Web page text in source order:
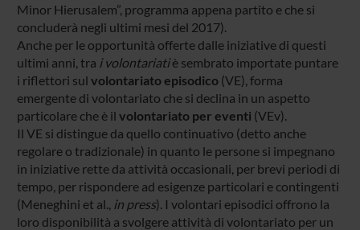
Minor Hierusalem”, programma appena partito e che si
concluderà negli ultimi mesi del 2017).
Anche per le opportunità offerte dalle iniziative di questi
ultimi anni, tra i volontariatiè sembrato importate puntare
i riflettori sul volontariato episodico (VE), forma
emergente di volontariato che si declina in un aspetto
particolare che è il volontariato per eventi (VEv).
Il VE si distingue da quello continuativo (detto anche
regolare o tradizionale) in quanto le persone si impegnano
in iniziative rette da attività occasionali, per brevi periodi di
tempo, per rispondere ad esigenze particolari e contingenti
(Meneghini et al., in press). I volontari episodici offrono la
loro disponibilità a svolgere attività di volontariato per un